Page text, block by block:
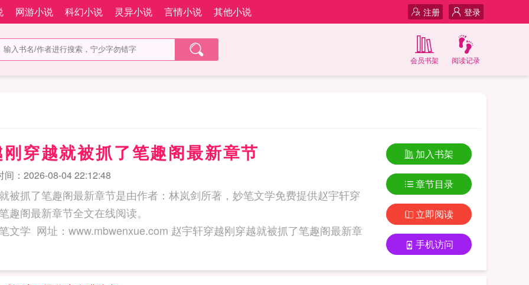
网游小说 科幻小说 灵异小说 言情小说 其他小说 登录
注册
阅读记录
会员书架
穿越就被抓了笔趣阁最新章节
间：2026-08-04 22:12:48
被抓了笔趣阁最新章节是由作者：林岚剑所著，妙笔文学免费提供赵宇轩穿
趣阁最新章节全文在线阅读。
赵宇轩穿越刚穿越就被抓了笔趣阁最新章
加入书架
章节目录
立即阅读
手机访问